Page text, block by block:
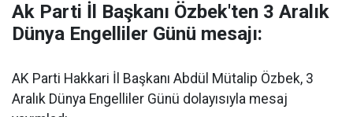
Ak Parti İl Başkanı Özbek'ten 3 Aralık
Dünya Engelliler Günü mesajı:
AK Parti Hakkari İl Başkanı Abdül Mütalip Özbek, 3
Aralık Dünya Engelliler Günü dolayısıyla mesaj